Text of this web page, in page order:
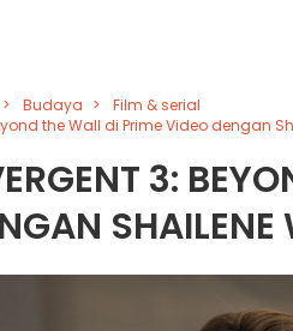
Budaya
Film & serial
the Wall di Prime Video dengan
3: